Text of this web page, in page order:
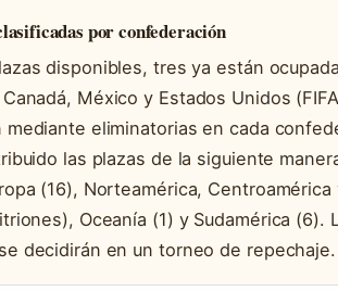
por confederación
disponibles, tres ya están
México y Estados Unidos
mediante eliminatorias en cada
las plazas de la siguiente
(16), Norteamérica, Centroamérica
Oceanía (1) y Sudamérica (6).
decidirán en un torneo de repechaje.